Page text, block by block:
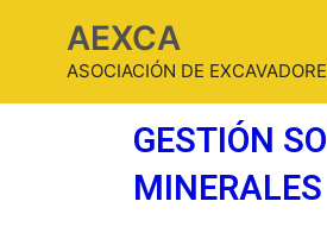
AEXCA
ASOCIACIÓN DE
GESTIÓN
MINERALES